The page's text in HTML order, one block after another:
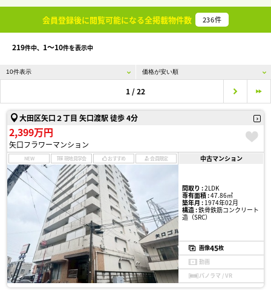
会員登録後に閲覧可能になる全掲載物件数 236件
219件中、 1〜10件を表示中
1 / 22
大田区矢口２丁目 矢口渡駅 徒歩 4分
2,399万円
矢口フラワーマンション
NEW 現地見学会 おすすめ 会員限定 中古マンション
間取り :2LDK
専有面積 :47.86㎡
築年月 :1974年02月
構造 :鉄骨鉄筋コンクリート
造（SRC）
画像45枚
動画
パノラマ / VR